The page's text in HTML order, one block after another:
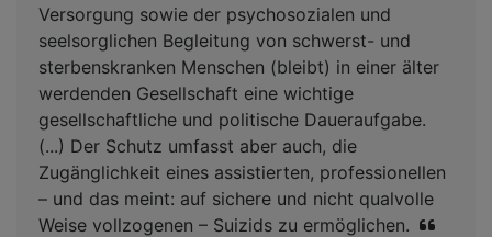
Versorgung sowie der psychosozialen und
seelsorglichen Begleitung von schwerst- und
sterbenskranken Menschen (bleibt) in einer älter
werdenden Gesellschaft eine wichtige
gesellschaftliche und politische Daueraufgabe.
(...) Der Schutz umfasst aber auch, die
Zugänglichkeit eines assistierten, professionellen
– und das meint: auf sichere und nicht qualvolle
Weise vollzogenen – Suizids zu ermöglichen.